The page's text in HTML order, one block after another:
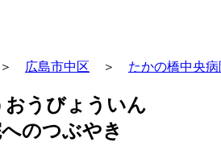
広島市中区 ＞ たかの橋中央病
うびょういん
のつぶやき